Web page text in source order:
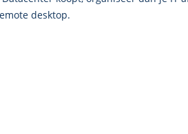
desktop.